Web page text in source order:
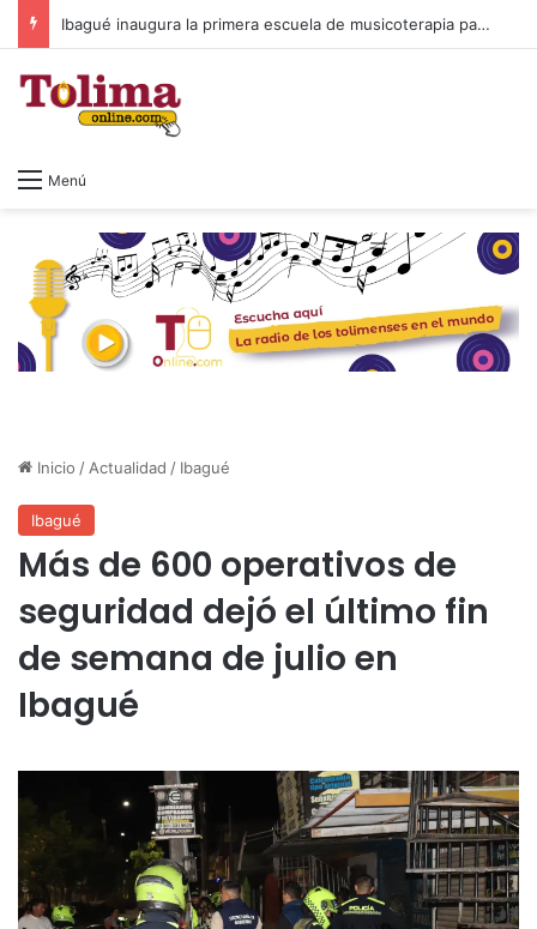
Ibagué inaugura la primera escuela de musicoterapia para niños con discapacidad múltiple, una apuesta por la inclusión
Menú
Inicio / Actualidad / Ibagué
Ibagué
Más de 600 operativos de
seguridad dejó el último fin
de semana de julio en
Ibagué